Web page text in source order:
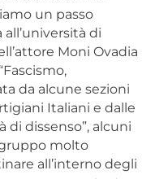
un passo
di
Moni Ovadia
da alcune sezioni
Italiani e dalle
di dissenso”, alcuni
molto
all’interno degli